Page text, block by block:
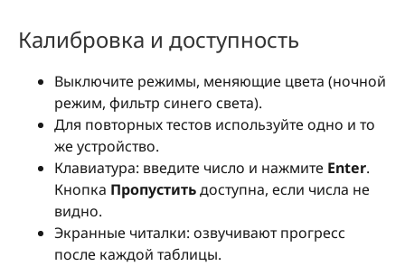
Калибровка и доступность
Выключите режимы, меняющие цвета (ночной
режим, фильтр синего света).
Для повторных тестов используйте одно и то
же устройство.
Клавиатура: введите число и нажмите Enter.
Кнопка Пропуститьдоступна, если числа не
видно.
Экранные читалки: озвучивают прогресс
после каждой таблицы.